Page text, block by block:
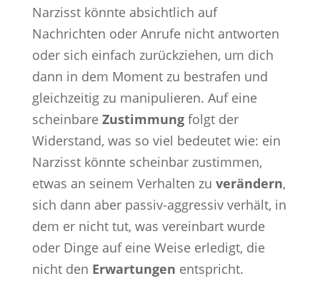
Narzisst könnte absichtlich auf
Nachrichten oder Anrufe nicht antworten
oder sich einfach zurückziehen, um dich
dann in dem Moment zu bestrafen und
gleichzeitig zu manipulieren. Auf eine
scheinbare Zustimmungfolgt der
Widerstand, was so viel bedeutet wie: ein
Narzisst könnte scheinbar zustimmen,
etwas an seinem Verhalten zu verändern,
sich dann aber passiv-aggressiv verhält, in
dem er nicht tut, was vereinbart wurde
oder Dinge auf eine Weise erledigt, die
nicht den Erwartungen entspricht.